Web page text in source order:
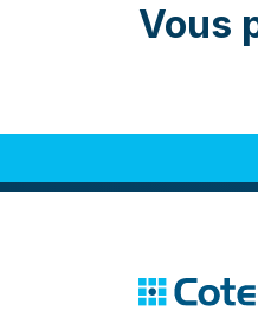
Vous